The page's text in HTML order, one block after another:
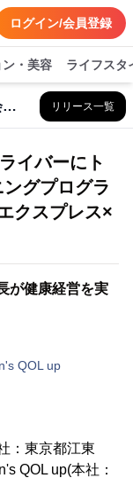
ログイン/会員登録
・美容 ライフスタ
サイショウ・エクスプレス株式会社、Woman's QOL up リリース一覧
イバーにト
グプログラ
クスプレス×
が健康経営を実
QOL up
：東京都江東
QOL up(本社：